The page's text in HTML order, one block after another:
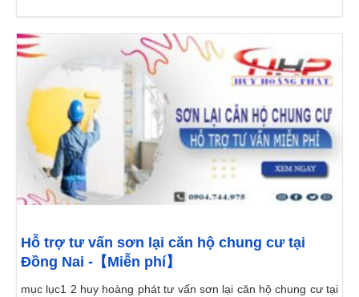
Hỗ trợ tư vấn sơn lại căn hộ chung cư tại
Đồng Nai -【Miễn phí】
mục lục1 2 huy hoàng phát tư vấn sơn lại căn hộ chung cư tại